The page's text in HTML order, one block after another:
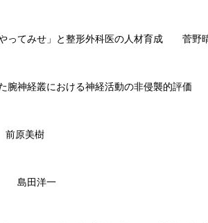
ってみせ」と整形外科医の人材育成 菅野
腕神経叢における神経活動の非侵襲的評
原美樹
島田洋一